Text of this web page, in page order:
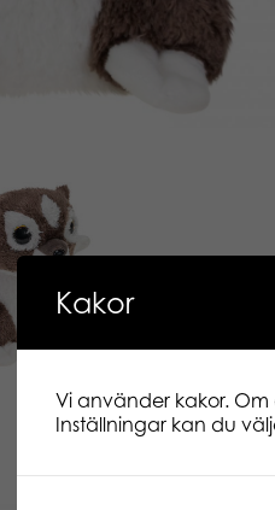
Kakor
Vi använder kakor.
Inställningar kan du